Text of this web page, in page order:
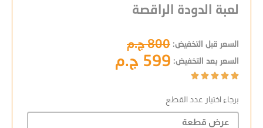
لعبة الدودة الراقصة
السعر قبل التخفيض: 800 ج.م
السعر بعد التخفيض: 599 ج.م





برجاء اختيار عدد القطع
عرض قطعة